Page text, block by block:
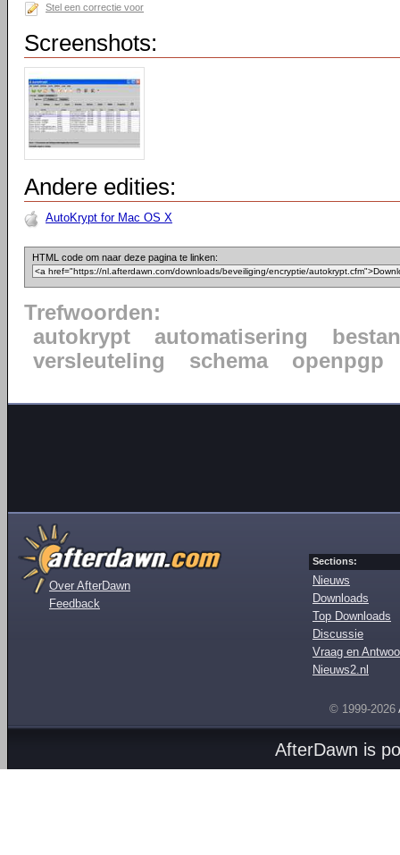
Stel een correctie voor
Screenshots:
Andere edities:
AutoKrypt for Mac OS X
HTML code om naar deze pagina te linken:
Trefwoorden:
autokrypt
automatisering
versleuteling
schema openpgp
Over AfterDawn
Feedback
Sections:
Nieuws
Downloads
Top Downloads
Discussie
Vraag en
Nieuws2.nl
© 1999-2026
AfterDawn is